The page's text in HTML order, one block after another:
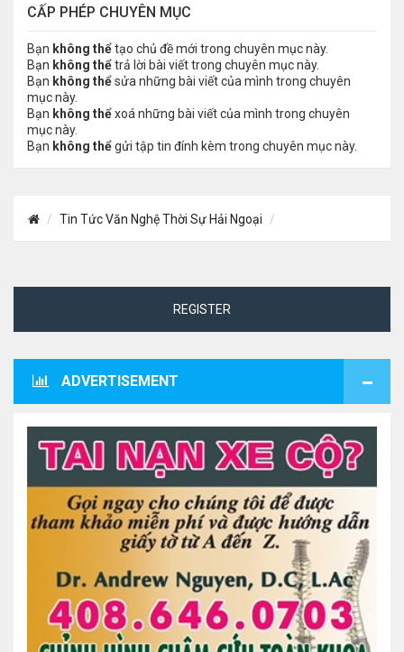
CẤP PHÉP CHUYÊN MỤC
Bạn không thểtạo chủ đề mới trong chuyên mục này.
Bạn không thểtrả lời bài viết trong chuyên mục này.
Bạn không thểsửa những bài viết của mình trong chuyên
mục này.
Bạn không thểxoá những bài viết của mình trong chuyên
mục này.
Bạn không thểgửi tập tin đính kèm trong chuyên mục này.
Tin Tức Văn Nghệ Thời Sự Hải Ngoại
REGISTER
ADVERTISEMENT